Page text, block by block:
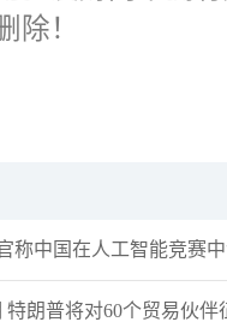
除！
称中国在人工智能竞赛
特朗普将对60个贸易伙